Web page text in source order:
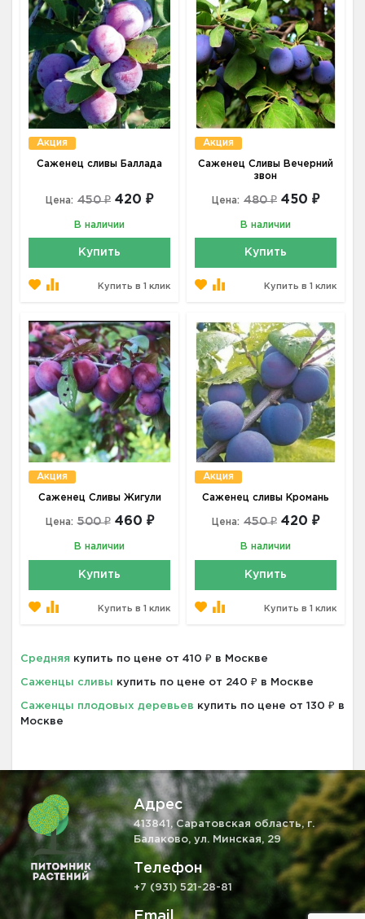
Акция
Саженец сливы Баллада
Цена: 450 ₽ 420 ₽
В наличии
Купить
Купить в 1 клик
Акция
Саженец Сливы Вечерний
звон
Цена: 480 ₽ 450 ₽
В наличии
Купить
Купить в 1 клик
Акция
Саженец Сливы Жигули
Цена: 500 ₽ 460 ₽
В наличии
Купить
Купить в 1 клик
Акция
Саженец сливы Кромань
Цена: 450 ₽ 420 ₽
В наличии
Купить
Купить в 1 клик
Средняя купить по цене от 410 ₽ в Москве
Саженцы сливы купить по цене от 240 ₽ в Москве
Саженцы плодовых деревьев купить по цене от 130 ₽ в
Москве
Адрес
413841, Саратовская область, г.
Балаково, ул. Минская, 29
Телефон
+7 (931) 521-28-81
Email